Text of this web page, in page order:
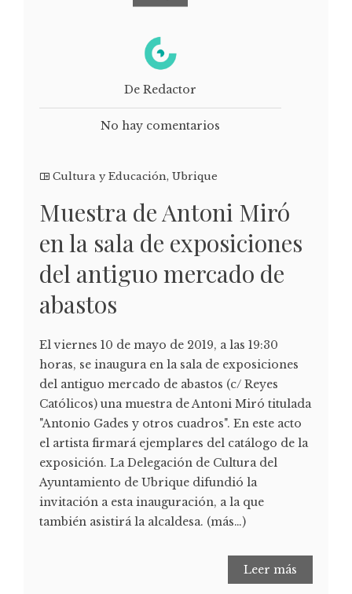
De Redactor
No hay comentarios
Cultura y Educación, Ubrique
Muestra de Antoni Miró
en la sala de exposiciones
del antiguo mercado de
abastos
El viernes 10 de mayo de 2019, a las 19:30
horas, se inaugura en la sala de exposiciones
del antiguo mercado de abastos (c/ Reyes
Católicos) una muestra de Antoni Miró titulada
"Antonio Gades y otros cuadros". En este acto
el artista firmará ejemplares del catálogo de la
exposición. La Delegación de Cultura del
Ayuntamiento de Ubrique difundió la
invitación a esta inauguración, a la que
también asistirá la alcaldesa. (más…)
Leer más